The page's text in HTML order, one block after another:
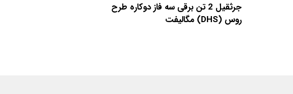
جرثقیل 2 تن برقی سه فاز دوکاره طرح
روس (DHS) مگالیفت